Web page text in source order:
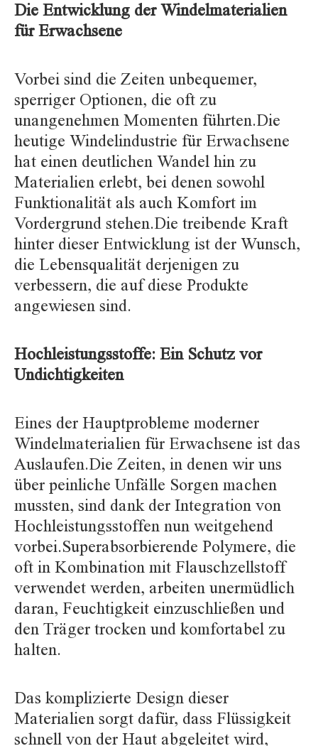
Die Entwicklung der Windelmaterialien
für Erwachsene
Vorbei sind die Zeiten unbequemer,
sperriger Optionen, die oft zu
unangenehmen Momenten führten.Die
heutige Windelindustrie für Erwachsene
hat einen deutlichen Wandel hin zu
Materialien erlebt, bei denen sowohl
Funktionalität als auch Komfort im
Vordergrund stehen.Die treibende Kraft
hinter dieser Entwicklung ist der Wunsch,
die Lebensqualität derjenigen zu
verbessern, die auf diese Produkte
angewiesen sind.
Hochleistungsstoffe: Ein Schutz vor
Undichtigkeiten
Eines der Hauptprobleme moderner
Windelmaterialien für Erwachsene ist das
Auslaufen.Die Zeiten, in denen wir uns
über peinliche Unfälle Sorgen machen
mussten, sind dank der Integration von
Hochleistungsstoffen nun weitgehend
vorbei.Superabsorbierende Polymere, die
oft in Kombination mit Flauschzellstoff
verwendet werden, arbeiten unermüdlich
daran, Feuchtigkeit einzuschließen und
den Träger trocken und komfortabel zu
halten.
Das komplizierte Design dieser
Materialien sorgt dafür, dass Flüssigkeit
schnell von der Haut abgeleitet wird,